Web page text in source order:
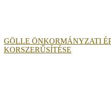
GÖLLE ÖNKORMÁNYZATI
KORSZERŰSÍTÉSE